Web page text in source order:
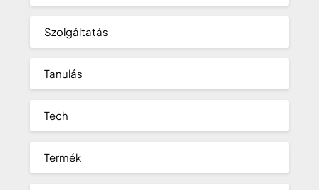
Szolgáltatás
Tanulás
Tech
Termék